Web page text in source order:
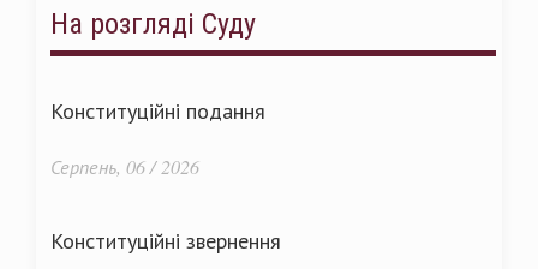
На розгляді Суду
Конституційні подання
Серпень, 06 / 2026
Конституційні звернення